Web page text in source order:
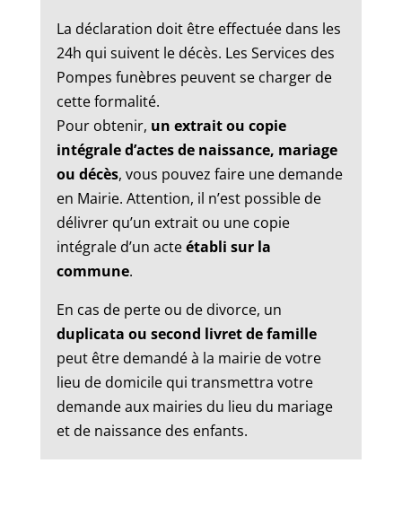
La déclaration doit être effectuée dans les
24h qui suivent le décès. Les Services des
Pompes funèbres peuvent se charger de
cette formalité.
Pour obtenir, un extrait ou copie
intégrale d’actes de naissance, mariage
ou décès, vous pouvez faire une demande
en Mairie. Attention, il n’est possible de
délivrer qu’un extrait ou une copie
intégrale d’un acteétabli sur la
commune.
En cas de perte ou de divorce, un
duplicata ou second livret de famille
peut être demandé à la mairie de votre
lieu de domicile qui transmettra votre
demande aux mairies du lieu du mariage
et de naissance des enfants.